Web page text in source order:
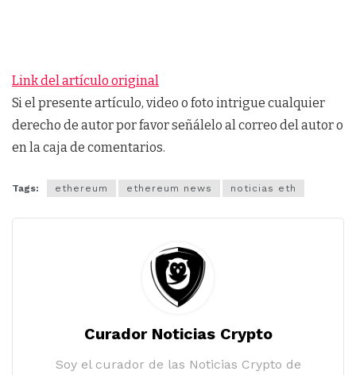
Link del artículo original
Si el presente artículo, video o foto intrigue cualquier
derecho de autor por favor señálelo al correo del autor o
en la caja de comentarios.
Tags: ethereum ethereum news noticias eth
Curador Noticias Crypto
Soy el curador de las Noticias Crypto de